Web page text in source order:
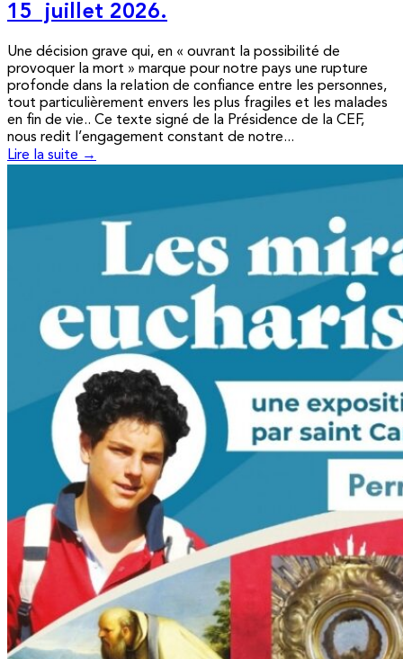
15 juillet 2026.
Une décision grave qui, en « ouvrant la possibilité de
provoquer la mort » marque pour notre pays une rupture
profonde dans la relation de confiance entre les personnes,
tout particulièrement envers les plus fragiles et les malades
en fin de vie.. Ce texte signé de la Présidence de la CEF,
nous redit l’engagement constant de notre...
Lire la suite →